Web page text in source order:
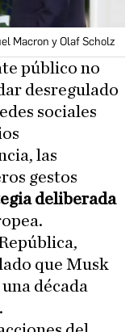
Macron y Olaf Scholz
público no
desregulado
sociales
las
gestos
deliberada
que Musk
década